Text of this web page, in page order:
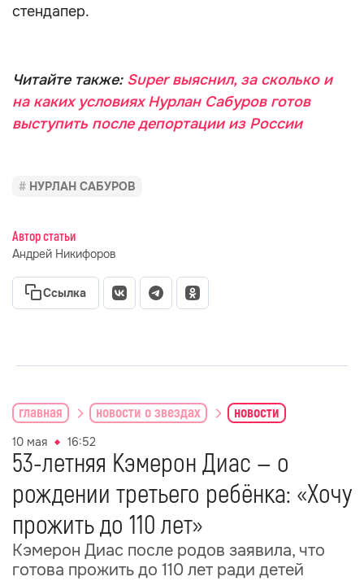
стендапер.
Читайте также: Super выяснил, за сколько и
на каких условиях Нурлан Сабуров готов
выступить после депортации из России
НУРЛАН САБУРОВ
Автор статьи
Андрей Никифоров
Ссылка
главная новости о звездах новости
10 мая 16:52
53-летняя Кэмерон Диас — о
рождении третьего ребёнка: «Хочу
прожить до 110 лет»
Кэмерон Диас после родов заявила, что
готова прожить до 110 лет ради детей